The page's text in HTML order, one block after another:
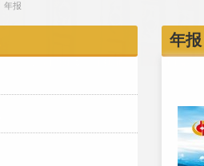
年报
年报